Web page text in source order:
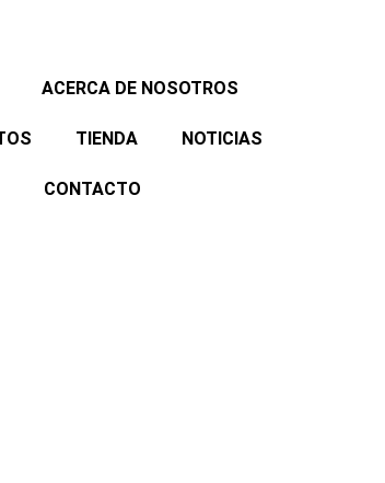
ACERCA DE NOSOTROS
TIENDA NOTICIAS
CONTACTO